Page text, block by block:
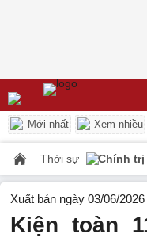
Mới nhất Xem nhiều
Thời sự Chính trị
Xuất bản ngày 03/06/
Kiện toàn